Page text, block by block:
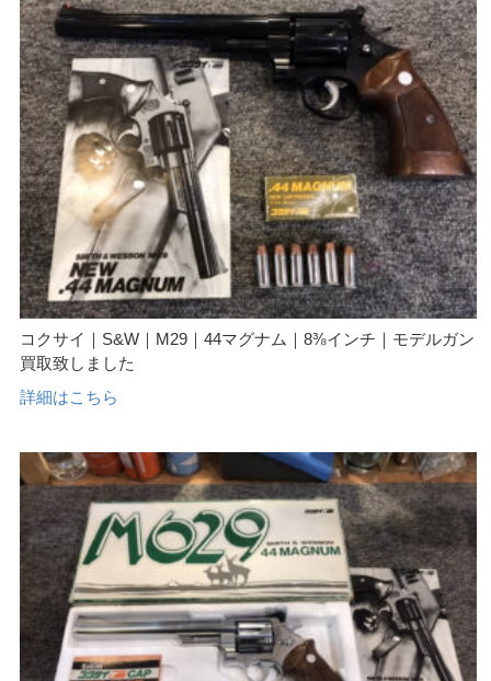
コクサイ｜S&W｜M29｜44マグナム｜8⅜インチ｜モデルガン
買取致しました
詳細はこちら